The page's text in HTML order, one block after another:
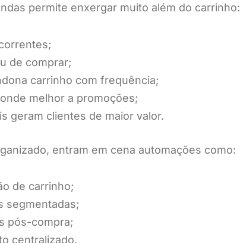
permite enxergar muito além do carrinho:
de comprar;
carrinho com frequência;
melhor a promoções;
geram clientes de maior valor.
entram em cena automações como:
de carrinho;
segmentadas;
pós-compra;
centralizado.